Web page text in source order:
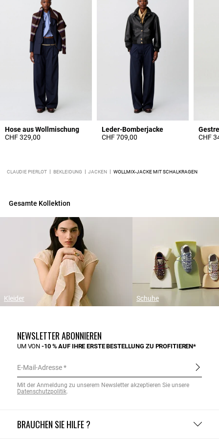
Hose aus Wollmischung
CHF 329,00
Leder-Bomberjacke
CHF 709,00
CHF
CLAUDIE PIERLOT BEKLEIDUNG JACKEN WOLLMIX-JACKE MIT SCHALKRAGEN
Gesamte Kollektion
Kleider Schuhe
BRAUCHEN SIE HILFE ?
NEWSLETTER ABONNIEREN
UM VON-10 % AUF IHRE ERSTE BESTELLUNG ZU PROFITIEREN*
E-Mail-Adresse
Mit der Anmeldung zu unserem Newsletter akzeptieren Sie unsere
Datenschutzpolitik.